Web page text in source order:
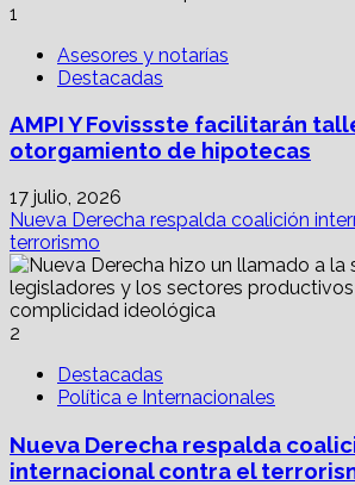
1
Asesores y notarías
Destacadas
AMPI Y Fovissste facilitarán
otorgamiento de hipotecas
17 julio, 2026
Nueva Derecha respalda coalición
terrorismo
2
Destacadas
Política e Internacionales
Nueva Derecha respalda
internacional contra el